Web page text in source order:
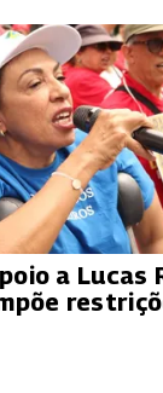
a Lucas